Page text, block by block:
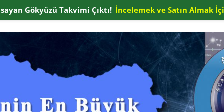
Gökyüzü Takvimi Çıktı! İncelemek ve Satın Almak